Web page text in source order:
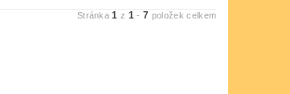
Stránka1 z 1 -7 položek celkem